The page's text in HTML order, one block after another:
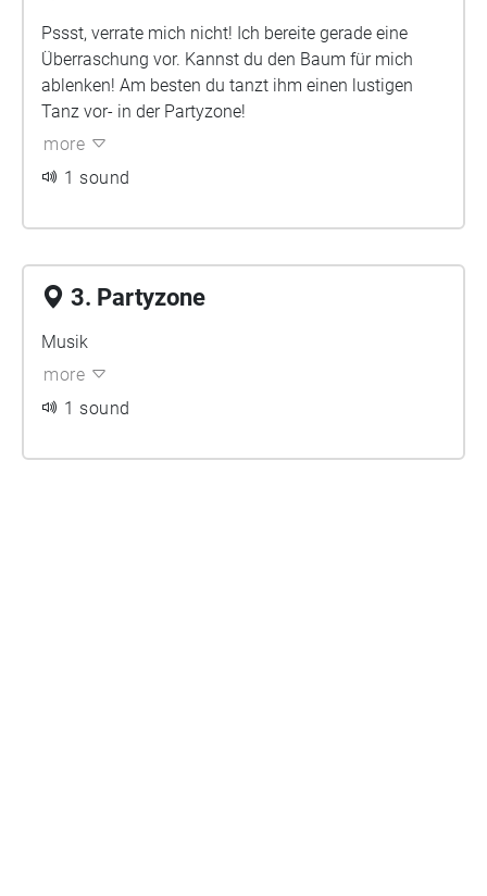
Pssst, verrate mich nicht! Ich bereite gerade eine
Überraschung vor. Kannst du den Baum für mich
ablenken! Am besten du tanzt ihm einen lustigen
Tanz vor- in der Partyzone!
more
1 sound
3. Partyzone
Musik
more
1 sound